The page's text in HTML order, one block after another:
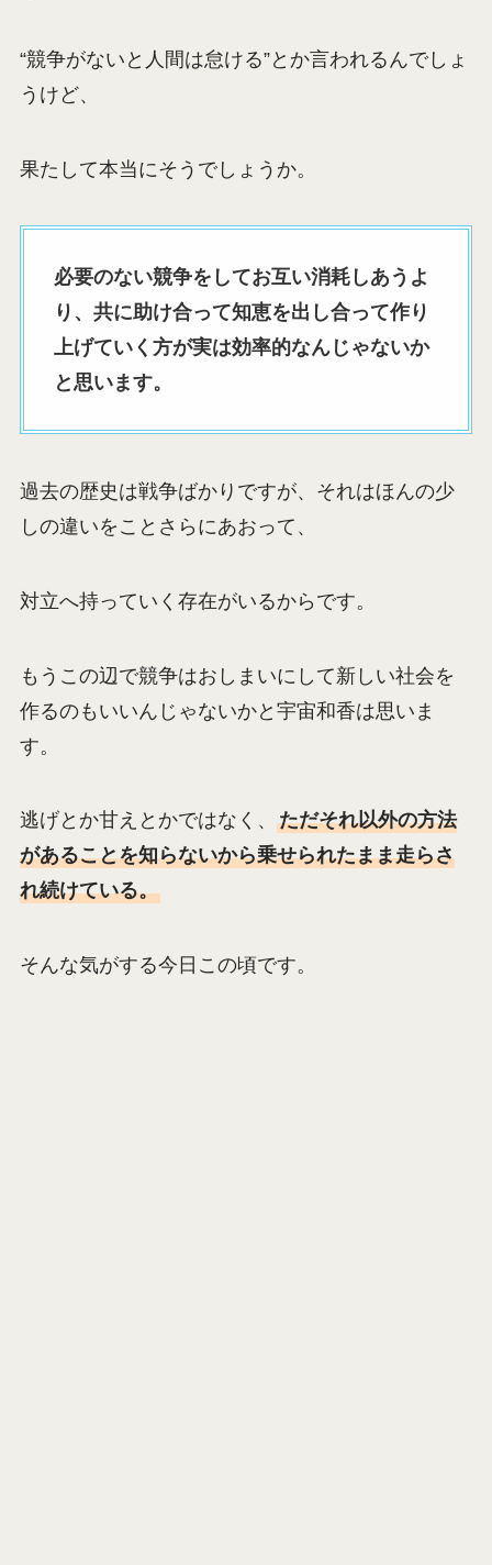
“競争がないと人間は怠ける”とか言われるんでしょ
うけど、
果たして本当にそうでしょうか。
必要のない競争をしてお互い消耗しあうよ
り、共に助け合って知恵を出し合って作り
上げていく方が実は効率的なんじゃないか
と思います。
過去の歴史は戦争ばかりですが、それはほんの少
しの違いをことさらにあおって、
対立へ持っていく存在がいるからです。
もうこの辺で競争はおしまいにして新しい社会を
作るのもいいんじゃないかと宇宙和香は思いま
す。
逃げとか甘えとかではなく、 ただそれ以外の方法
があることを知らないから乗せられたまま走らさ
れ続けている。
そんな気がする今日この頃です。